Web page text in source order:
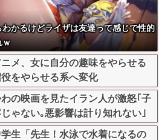
かるけどライザは友達って感じで性的
ｗ
ニメ、女に自分の趣味をやらせる
をやらせる系へ変化
わの映画を見たイラン人が激怒｢子
ゃない｡悪影響は計り知れない｣
w w w w
学生「先生！水泳で水着になるの